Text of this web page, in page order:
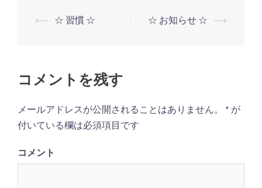
投
ビ
ー
シ
ョ
ン
⟵ ☆ 習慣 ☆ ☆ お知らせ ☆ ⟶
コメントを残す
メールアドレスが公開されることはありません。 * が
付いている欄は必須項目です
コメント